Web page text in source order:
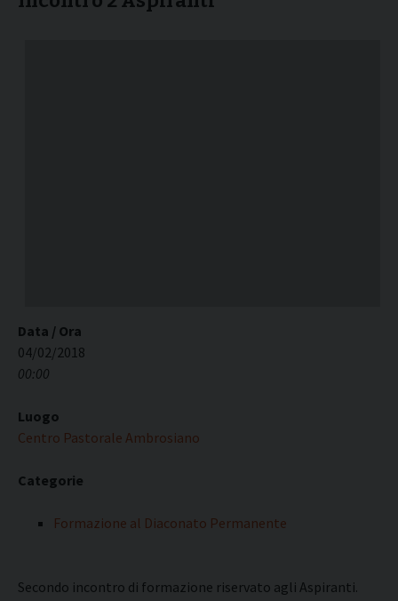
Data / Ora
04/02/2018
00:00
Luogo
Centro Pastorale Ambrosiano
Categorie
Formazione al Diaconato Permanente
Secondo incontro di formazione riservato agli Aspiranti.